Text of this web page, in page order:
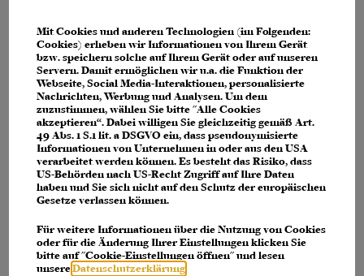
Mit Cookies und anderen Technologien (im Folgenden:
Cookies) erheben wir Informationen von Ihrem Gerät
bzw. speichern solche auf Ihrem Gerät oder auf unseren
Servern. Damit ermöglichen wir u.a. die Funktion der
Webseite, Social Media-Interaktionen, personalisierte
Nachrichten, Werbung und Analysen. Um dem
zuzustimmen, wählen Sie bitte "Alle Cookies
akzeptieren“. Dabei willigen Sie gleichzeitig gemäß Art.
49 Abs. 1 S.1 lit. a DSGVO ein, dass pseudonymisierte
Informationen von Unternehmen in oder aus den USA
verarbeitet werden können. Es besteht das Risiko, dass
US-Behörden nach US-Recht Zugriff auf Ihre Daten
haben und Sie sich nicht auf den Schutz der europäischen
Gesetze verlassen können.
Für weitere Informationen über die Nutzung von Cookies
oder für die Änderung Ihrer Einstellungen klicken Sie
bitte auf "Cookie-Einstellungen öffnen" und lesen
unsereDatenschutzerklärung
Application error: a client-side exception has occurred (see the browser
console for more information).